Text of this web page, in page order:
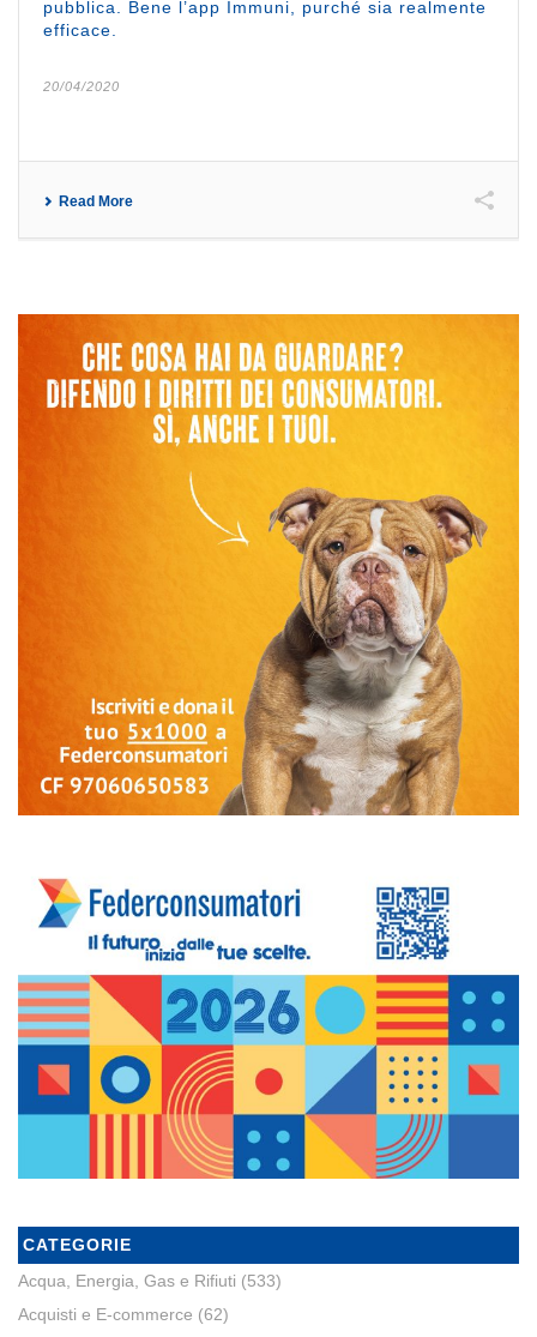
pubblica. Bene l’app Immuni, purché sia realmente
efficace.
20/04/2020
Read More
CATEGORIE
Acqua, Energia, Gas e Rifiuti (533)
Acquisti e E-commerce (62)